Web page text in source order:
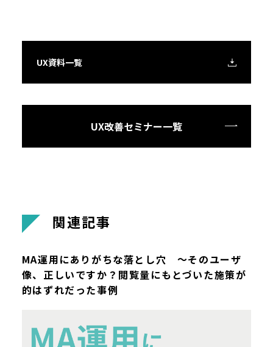
UX資料一覧
UX改善セミナー一覧
関連記事
MA運用にありがちな落とし穴 ～そのユーザ
像、正しいですか？閲覧量にもとづいた施策が
的はずれだった事例